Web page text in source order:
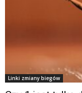
Linki zmiany biegów